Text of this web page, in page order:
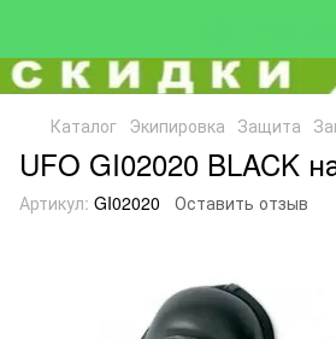
Каталог Экипировка Защита
UFO GI02020 BLACK
Артикул: GI02020 Оставить отзыв